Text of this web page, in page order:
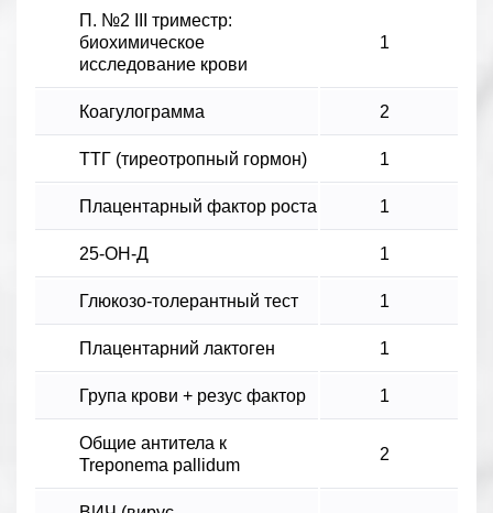
П. №2 ІІІ триместр:
биохимическое
исследование крови
1
Коагулограмма 2
ТТГ (тиреотропный гормон) 1
Плацентарный фактор роста 1
25-ОН-Д 1
Глюкозо-толерантный тест 1
Плацентарний лактоген 1
Група крови + резус фактор 1
Общие антитела к
Treponema pallidum
2